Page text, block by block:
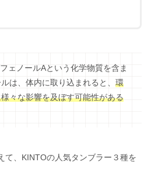
ェノールAという化学物質を含ま
は、体内に取り込まれると、 環
々な影響を及ぼす可能性がある
て、KINTOの人気タンブラー３種を